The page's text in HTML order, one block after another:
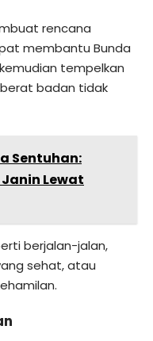
rencana
membantu Bunda
tempelkan
badan tidak
Sentuhan:
Lewat
berjalan-jalan,
sehat, atau